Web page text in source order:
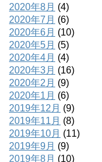
2020年8月 (4)
2020年7月 (6)
2020年6月 (10)
2020年5月 (5)
2020年4月 (4)
2020年3月 (16)
2020年2月 (9)
2020年1月 (6)
2019年12月 (9)
2019年11月 (8)
2019年10月 (11)
2019年9月 (9)
2019年8月 (10)